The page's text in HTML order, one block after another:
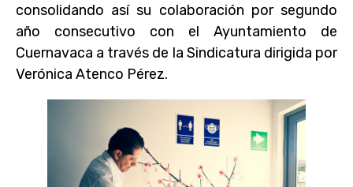
consolidando así su colaboración por segundo
año consecutivo con el Ayuntamiento de
Cuernavaca a través de la Sindicatura dirigida por
Verónica Atenco Pérez.